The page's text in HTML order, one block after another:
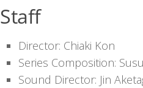
Staff
Director: Chiaki Kon
Series Composition:
Sound Director: Jin